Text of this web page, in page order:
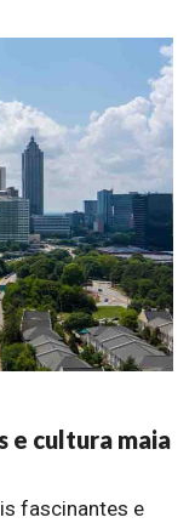
e cultura maia
fascinantes e